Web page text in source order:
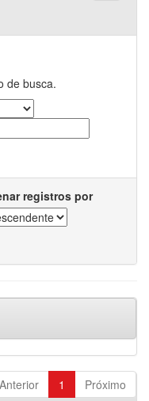
de busca.
registros por
Anterior 1 Próximo